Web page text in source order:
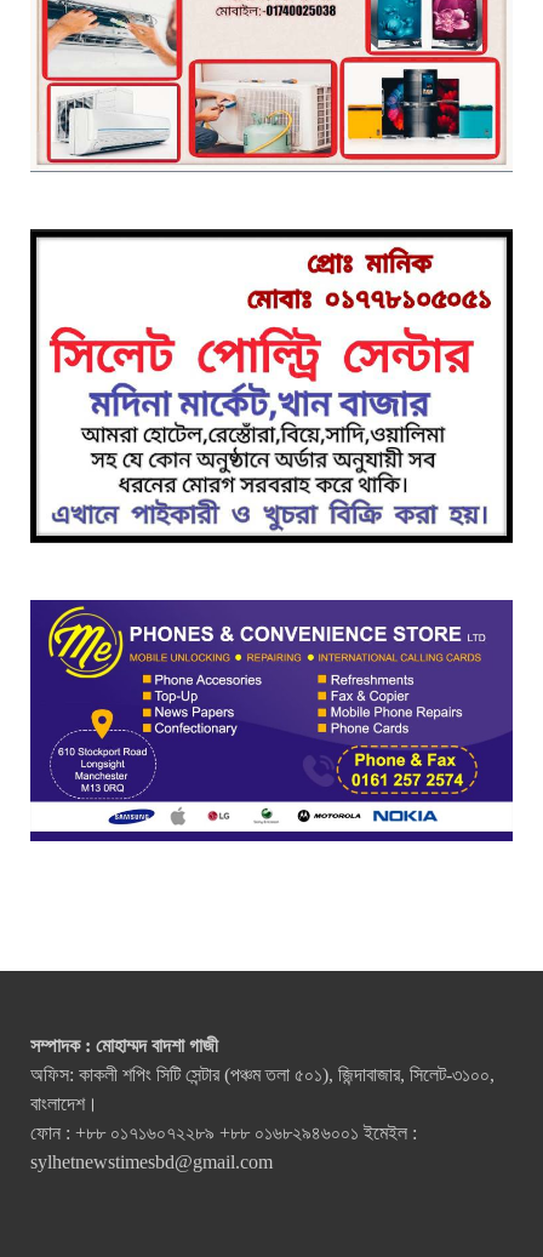
সম্পাদক : মোহাম্মদ বাদশা গাজী
অফিস: কাকলী শপিং সিটি সেন্টার (পঞ্চম তলা ৫০১), জিন্দাবাজার, সিলেট-৩১০০,
বাংলাদেশ।
ফোন : +৮৮ ০১৭১৬০৭২২৮৯ +৮৮ ০১৬৮২৯৪৬০০১ ইমেইল :
sylhetnewstimesbd@gmail.com